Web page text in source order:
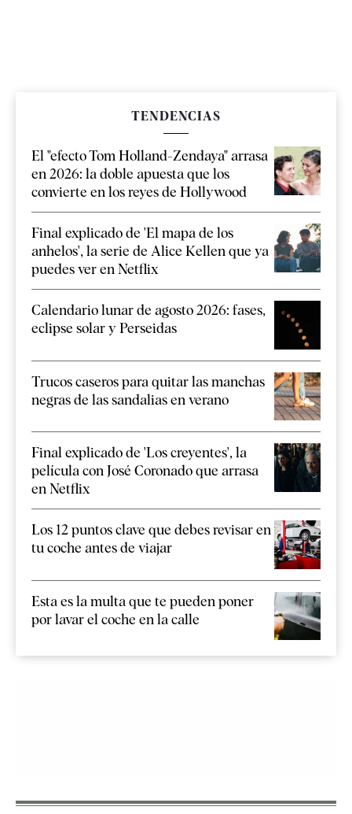
TENDENCIAS
El "efecto Tom Holland-Zendaya" arrasa
en 2026: la doble apuesta que los
convierte en los reyes de Hollywood
Final explicado de 'El mapa de los
anhelos', la serie de Alice Kellen que ya
puedes ver en Netflix
Calendario lunar de agosto 2026: fases,
eclipse solar y Perseidas
Trucos caseros para quitar las manchas
negras de las sandalias en verano
Final explicado de 'Los creyentes', la
película con José Coronado que arrasa
en Netflix
Los 12 puntos clave que debes revisar en
tu coche antes de viajar
Esta es la multa que te pueden poner
por lavar el coche en la calle